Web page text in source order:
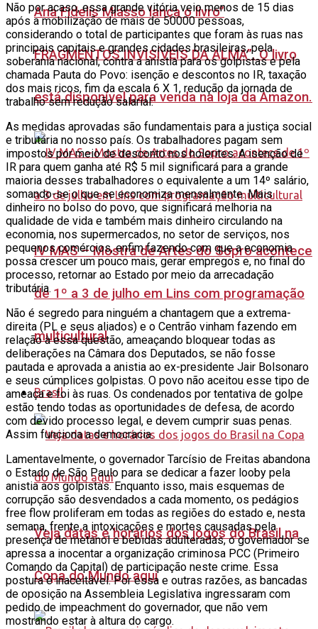
Ana Fidelis Miasso lança o livro”
FRAGMENTOS INVISÍVEIS DA ALMA”. O livro
está disponível para venda na loja da Amazon.
IV MAS – Mostra de Artes do Sopro acontece
de 1º a 3 de julho em Lins com programação
multicultural
Brasil
Veja datas e horários dos jogos do Brasil na
Copa do Mundo aqui
Não por acaso, essa grande vitória veio menos de 15 dias
após a mobilização de mais de 50000 pessoas,
considerando o total de participantes que foram às ruas nas
principais capitais e grandes cidades brasileiras, pela
soberania nacional, contra a anistia para os golpistas e pela
chamada Pauta do Povo: isenção e descontos no IR, taxação
dos mais ricos, fim da escala 6 X 1, redução da jornada de
trabalho sem redução salarial.
As medidas aprovadas são fundamentais para a justiça social
e tributária no nosso país. Os trabalhadores pagam sem
impostos por meio de desconto nos holerites. A isenção de
IR para quem ganha até R$ 5 mil significará para a grande
maioria desses trabalhadores o equivalente a um 14º salário,
somando-se o que se economiza mensalmente. Mais
dinheiro no bolso do povo, que significará melhoria na
qualidade de vida e também mais dinheiro circulando na
economia, nos supermercados, no setor de serviços, nos
pequenos comércios, enfim fazendo com que a economia
possa crescer um pouco mais, gerar empregos e, no final do
processo, retornar ao Estado por meio da arrecadação
tributária.
Não é segredo para ninguém a chantagem que a extrema-
direita (PL e seus aliados) e o Centrão vinham fazendo em
relação à essa questão, ameaçando bloquear todas as
deliberações na Câmara dos Deputados, se não fosse
pautada e aprovada a anistia ao ex-presidente Jair Bolsonaro
e seus cúmplices golpistas. O povo não aceitou esse tipo de
ameaça e foi às ruas. Os condenados por tentativa de golpe
estão tendo todas as oportunidades de defesa, de acordo
com devido processo legal, e devem cumprir suas penas.
Assim funciona a democracia.
Lamentavelmente, o governador Tarcísio de Freitas abandona
o Estado de São Paulo para se dedicar a fazer looby pela
anistia aos golpistas. Enquanto isso, mais esquemas de
corrupção são desvendados a cada momento, os pedágios
free flow proliferam em todas as regiões do estado e, nesta
semana, frente a intoxicações e mortes causadas pela
presença de metanol e bebidas adulteradas, o governador se
apressa a inocentar a organização criminosa PCC (Primeiro
Comando da Capital) de participação neste crime. Essa
postura é inaceitável. Por essa e outras razões, as bancadas
de oposição na Assembleia Legislativa ingressaram com
pedido de impeachment do governador, que não vem
mostrando estar à altura do cargo.